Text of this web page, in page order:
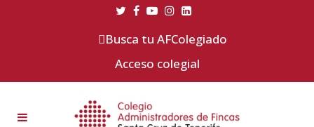
Busca tu AFColegiado
Acceso colegial